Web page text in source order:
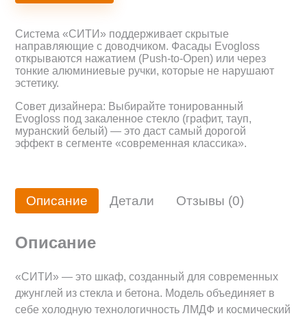
Система «СИТИ» поддерживает скрытые
направляющие с доводчиком. Фасады Evogloss
открываются нажатием (Push-to-Open) или через
тонкие алюминиевые ручки, которые не нарушают
эстетику.
Совет дизайнера: Выбирайте тонированный
Evogloss под закаленное стекло (графит, тауп,
муранский белый) — это даст самый дорогой
эффект в сегменте «современная классика».
Описание Детали Отзывы (0)
Описание
«СИТИ» — это шкаф, созданный для современных
джунглей из стекла и бетона. Модель объединяет в
себе холодную технологичность ЛМДФ и космический